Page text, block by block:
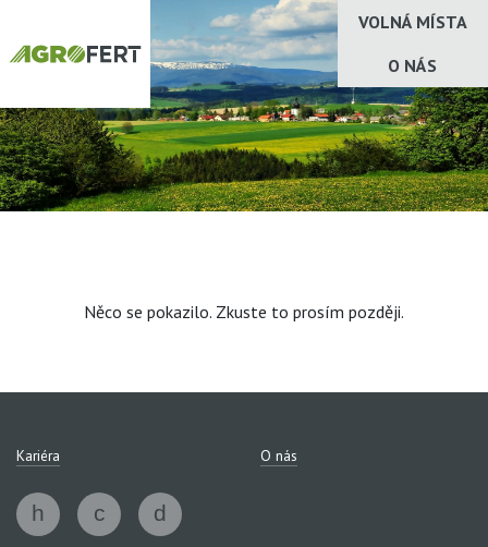
VOLNÁ MÍSTA
O NÁS
Něco se pokazilo. Zkuste to prosím později.
Kariéra O nás